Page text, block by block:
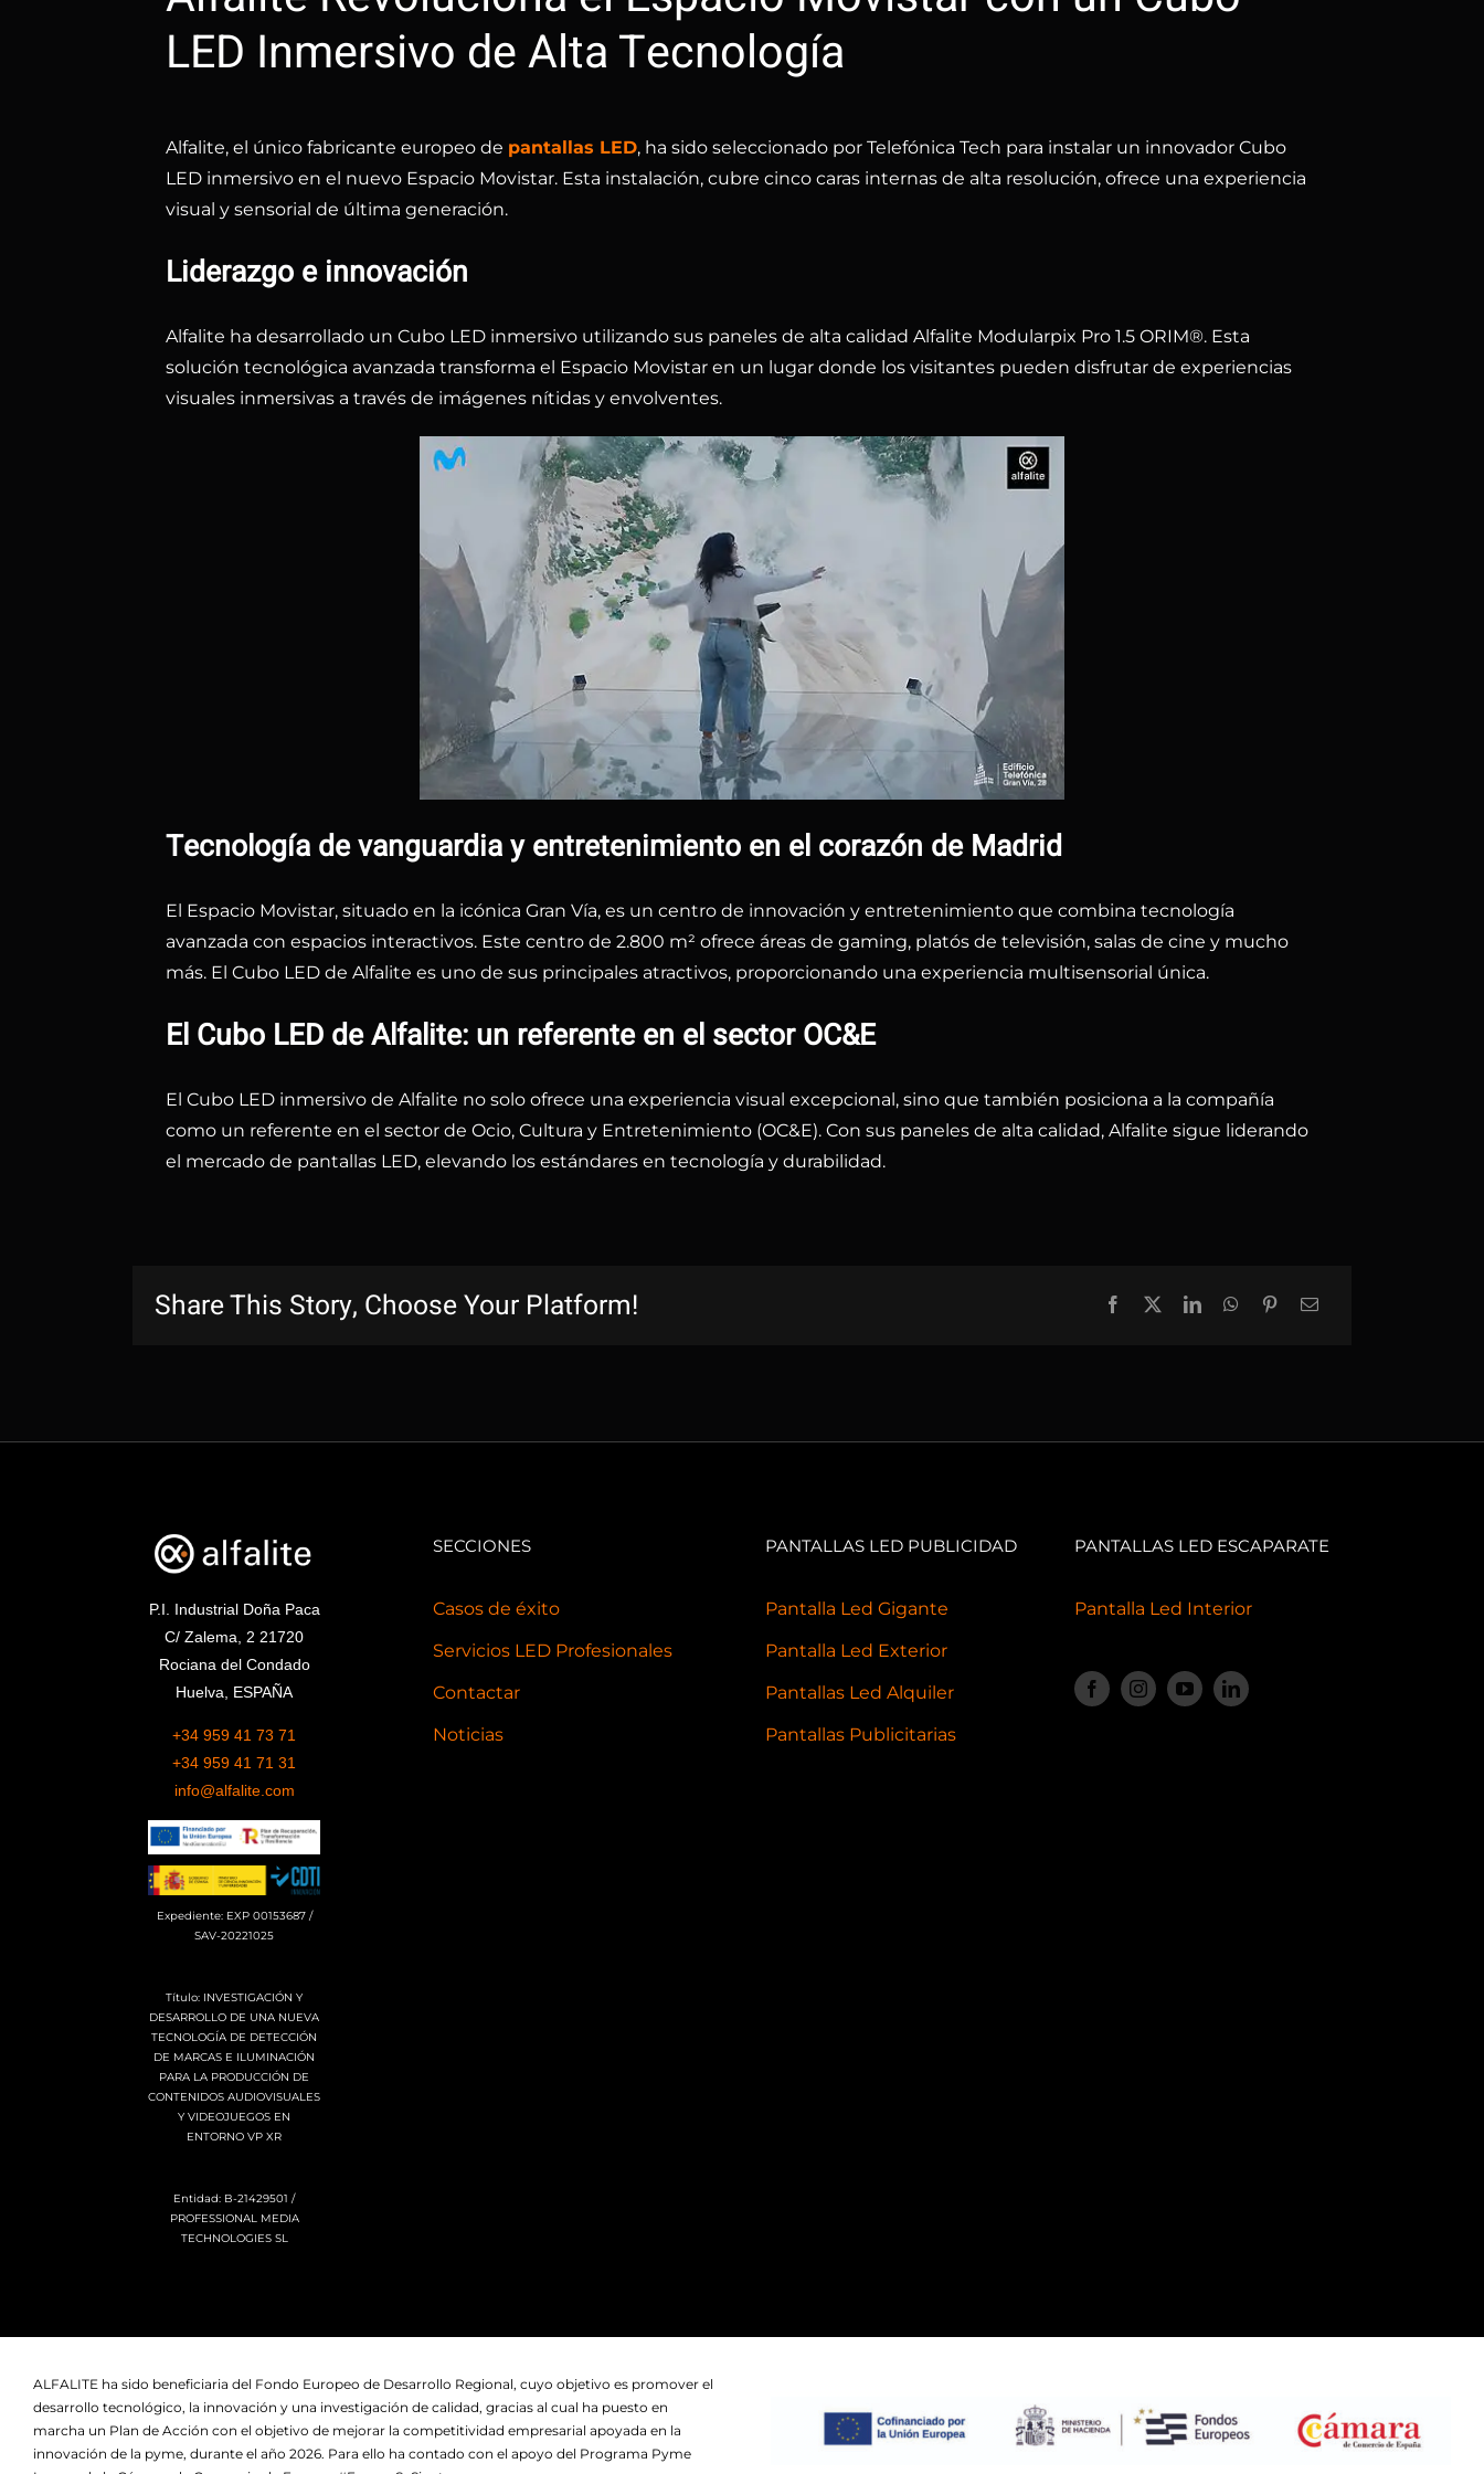
LED Inmersivo de Alta Tecnología
Alfalite, el único fabricante europeo de pantallas LED, ha sido seleccionado por Telefónica Tech para instalar un innovador Cubo
LED inmersivo en el nuevo Espacio Movistar. Esta instalación, cubre cinco caras internas de alta resolución, ofrece una experiencia
visual y sensorial de última generación.
Liderazgo e innovación
Alfalite ha desarrollado un Cubo LED inmersivo utilizando sus paneles de alta calidad Alfalite Modularpix Pro 1.5 ORIM®. Esta
solución tecnológica avanzada transforma el Espacio Movistar en un lugar donde los visitantes pueden disfrutar de experiencias
visuales inmersivas a través de imágenes nítidas y envolventes.
Tecnología de vanguardia y entretenimiento en el corazón de Madrid
El Espacio Movistar, situado en la icónica Gran Vía, es un centro de innovación y entretenimiento que combina tecnología
avanzada con espacios interactivos. Este centro de 2.800 m² ofrece áreas de gaming, platós de televisión, salas de cine y mucho
más. El Cubo LED de Alfalite es uno de sus principales atractivos, proporcionando una experiencia multisensorial única.
El Cubo LED de Alfalite: un referente en el sector OC&E
El Cubo LED inmersivo de Alfalite no solo ofrece una experiencia visual excepcional, sino que también posiciona a la compañía
como un referente en el sector de Ocio, Cultura y Entretenimiento (OC&E). Con sus paneles de alta calidad, Alfalite sigue liderando
el mercado de pantallas LED, elevando los estándares en tecnología y durabilidad.
Share This Story, Choose Your Platform!
P.I. Industrial Doña Paca
C/ Zalema, 2 21720
Rociana del Condado
Huelva, ESPAÑA
+34 959 41 73 71
+34 959 41 71 31
info@alfalite.com
Expediente: EXP 00153687 /
SAV-20221025
Título: INVESTIGACIÓN Y
DESARROLLO DE UNA NUEVA
TECNOLOGÍA DE DETECCIÓN
DE MARCAS E ILUMINACIÓN
PARA LA PRODUCCIÓN DE
CONTENIDOS AUDIOVISUALES
Y VIDEOJUEGOS EN
ENTORNO VP XR
Entidad: B-21429501 /
PROFESSIONAL MEDIA
TECHNOLOGIES SL
SECCIONES
Casos de éxito
Servicios LED Profesionales
Contactar
Noticias
PANTALLAS LED PUBLICIDAD
Pantalla Led Gigante
Pantalla Led Exterior
Pantallas Led Alquiler
Pantallas Publicitarias
PANTALLAS LED ESCAPARATE
Pantalla Led Interior
ALFALITE ha sido beneficiaria del Fondo Europeo de Desarrollo Regional, cuyo objetivo es promover el
desarrollo tecnológico, la innovación y una investigación de calidad, gracias al cual ha puesto en
marcha un Plan de Acción con el objetivo de mejorar la competitividad empresarial apoyada en la
innovación de la pyme, durante el año 2026. Para ello ha contado con el apoyo del Programa Pyme